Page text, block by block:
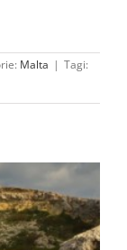
Malta | Tagi: